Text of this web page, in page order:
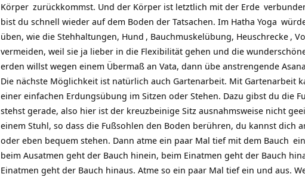
Körper zurückkommst. Und der Körper ist letztlich mit der Erde
bist du schnell wieder auf dem Boden der Tatsachen. Im Hatha Yoga
üben, wie die Stehhaltungen, Hund , Bauchmuskelübung, Heuschrecke ,
vermeiden, weil sie ja lieber in die Flexibilität gehen und die
erden willst wegen einem Übermaß an Vata, dann übe anstrengende
Die nächste Möglichkeit ist natürlich auch Gartenarbeit. Mit Gartenarbeit
einer einfachen Erdungsübung im Sitzen oder Stehen. Dazu gibst du die
stehst gerade, also hier ist der kreuzbeinige Sitz ausnahmsweise nicht
einem Stuhl, so dass die Fußsohlen den Boden berühren, du kannst dich
oder eben bequem stehen. Dann atme ein paar Mal tief mit dem Bauch
beim Ausatmen geht der Bauch hinein, beim Einatmen geht der Bauch
Einatmen geht der Bauch hinaus. Atme so ein paar Mal tief ein und aus.